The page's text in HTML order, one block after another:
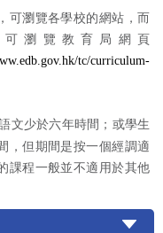
可瀏覽各學校的網站，而
瀏覽教育局網頁
tc/curriculum-
文少於六年時間；或學生
，但期間是按一個經調適
課程一般並不適用於其他